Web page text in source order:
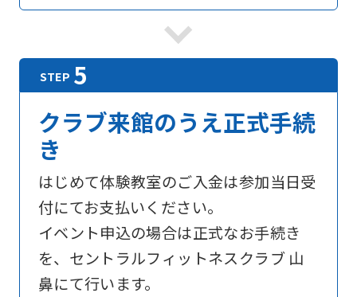
クラブ来館のうえ正式手続
き
はじめて体験教室のご入金は参加当日受
付にてお支払いください。
イベント申込の場合は正式なお手続き
を、セントラルフィットネスクラブ 山
鼻にて行います。
For
foreigners
Central
Sports
website
is
automatically
translated